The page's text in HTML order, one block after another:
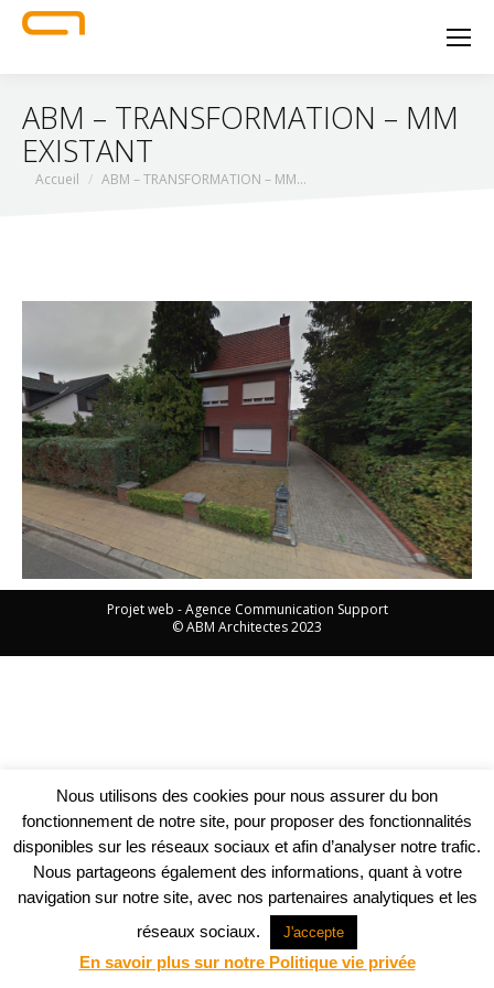
ABM – TRANSFORMATION – MM
EXISTANT
Vous êtes ici :
Accueil ABM – TRANSFORMATION – MM…
Projet web -Agence Communication Support
© ABM Architectes 2023
Nous utilisons des cookies pour nous assurer du bon
fonctionnement de notre site, pour proposer des fonctionnalités
disponibles sur les réseaux sociaux et afin d’analyser notre trafic.
Nous partageons également des informations, quant à votre
navigation sur notre site, avec nos partenaires analytiques et les
réseaux sociaux.
J'accepte
En savoir plus sur notre Politique vie privée